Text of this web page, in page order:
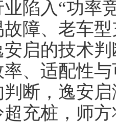
入“功率竞
障、老车
启的技术
、适配性
断，逸安
充桩，师